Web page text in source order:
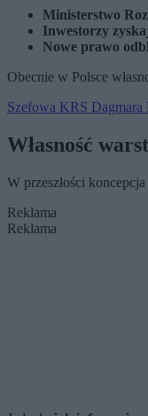
Ministerstwo
Inwestorzy
Nowe prawo
Obecnie w Polsce
Szefowa KRS Dagmara
Własność
W przeszłości
Reklama
Reklama